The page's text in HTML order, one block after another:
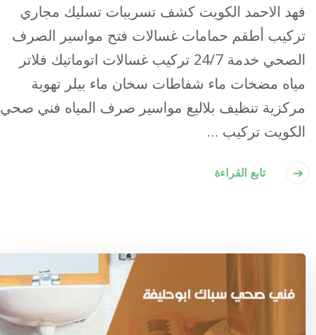
فهد الاحمد الكويت كشف تسريبات تسليك مجاري
تركيب أطقم حمامات غسالات فتح مواسير الصرف
الصحي خدمة 24/7 تركيب غسالات اتوماتيك فلاتر
مياه مضخات ماء شفاطات سخان ماء بيلر تهوية
مركزية تنظيف بلاليع مواسير صرف المياه فني صحي
الكويت تركيب …
تابع القراءة